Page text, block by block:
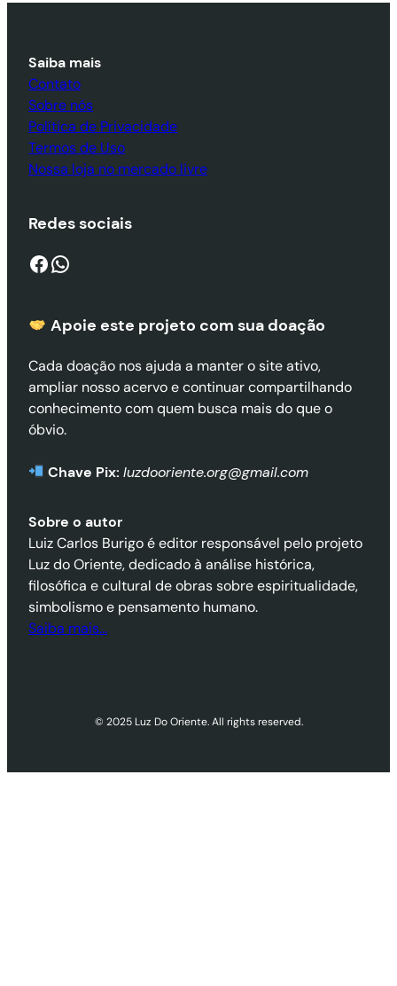
Saiba mais
Contato
Sobre nós
Política de Privacidade
Termos de Uso
Nossa loja no mercado livre
Redes sociais
Facebook WhatsApp
Apoie este projeto com sua doação
Cada doação nos ajuda a manter o site ativo,
ampliar nosso acervo e continuar compartilhando
conhecimento com quem busca mais do que o
óbvio.
Chave Pix: luzdooriente.org@gmail.com
Sobre o autor
Luiz Carlos Burigo é editor responsável pelo projeto
Luz do Oriente, dedicado à análise histórica,
filosófica e cultural de obras sobre espiritualidade,
simbolismo e pensamento humano.
Saiba mais…
© 2025 Luz Do Oriente. All rights reserved.